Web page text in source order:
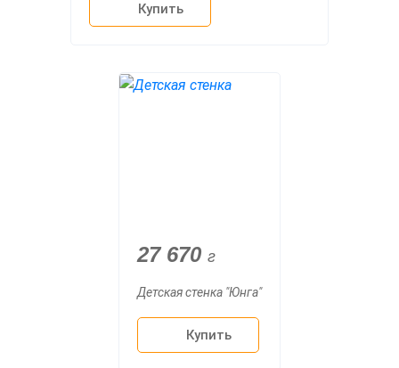
Купить
27 670 г
Детская стенка "Юнга"
Купить